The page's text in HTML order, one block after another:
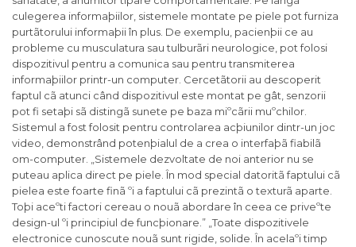
culegerea informaþiilor, sistemele montate pe piele pot furniza
purtãtorului informaþii în plus. De exemplu, pacienþii ce au
probleme cu musculatura sau tulburãri neurologice, pot folosi
dispozitivul pentru a comunica sau pentru transmiterea
informaþiilor printr-un computer. Cercetãtorii au descoperit
faptul cã atunci când dispozitivul este montat pe gât, senzorii
pot fi setaþi sã distingã sunete pe baza miºcãrii muºchilor.
Sistemul a fost folosit pentru controlarea acþiunilor dintr-un joc
video, demonstrând potenþialul de a crea o interfaþã fiabilã
om-computer. „Sistemele dezvoltate de noi anterior nu se
puteau aplica direct pe piele. În mod special datoritã faptului cã
pielea este foarte finã ºi a faptului cã prezintã o texturã aparte.
Toþi aceºti factori cereau o nouã abordare în ceea ce priveºte
design-ul ºi principiul de funcþionare.” „Toate dispozitivele
electronice cunoscute nouã sunt rigide, solide. În acelaºi timp